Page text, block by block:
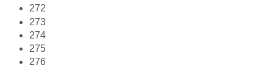
272
273
274
275
276